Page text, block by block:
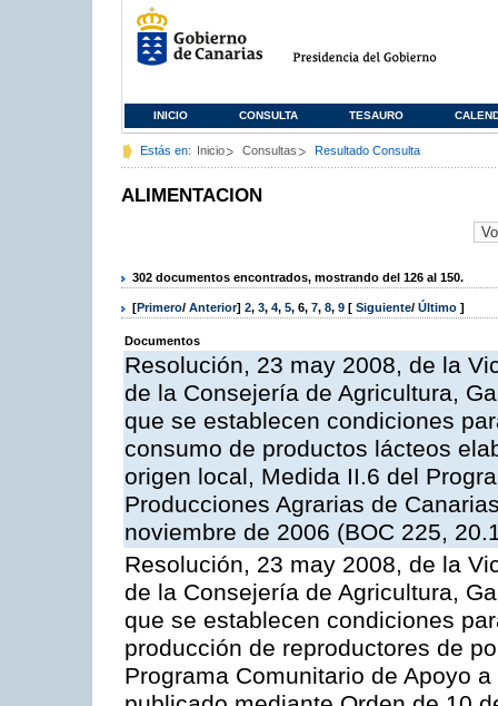
INICIO CONSULTA TESAURO
Estás en: Inicio Consultas Resultado Consulta
ALIMENTACION
302 documentos encontrados, mostrando del 126 al 150.
[Primero/ Anterior] 2, 3, 4, 5, 6, 7, 8, 9 [ Siguiente/ Último ]
Documentos
Resolución, 23 may 2008, de la
de la Consejería de Agricultura,
que se establecen condiciones
consumo de productos lácteos
origen local, Medida II.6 del
Producciones Agrarias de
noviembre de 2006 (BOC 225,
Resolución, 23 may 2008, de la
de la Consejería de Agricultura,
que se establecen condiciones
producción de reproductores de
Programa Comunitario de Apoyo